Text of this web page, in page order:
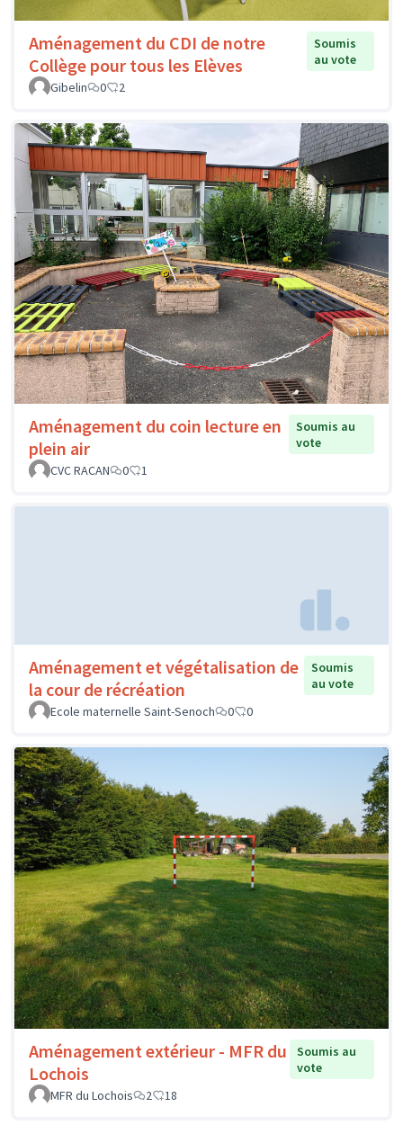
Aménagement du CDI de notre
Collège pour tous les Elèves
Soumis
au vote
Gibelin
0 2
Aménagement du coin lecture en
plein air
Soumis au
vote
CVC RACAN
0 1
Aménagement et végétalisation de
la cour de récréation
Soumis
au vote
Ecole maternelle Saint-Senoch
0 0
Aménagement extérieur - MFR du
Lochois
Soumis au
vote
MFR du Lochois
2 18